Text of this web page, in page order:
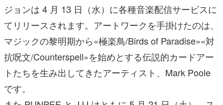
ジョンは 4 月 13 日（水）に各種音楽配信サービスに
てリリースされます。アートワークを手掛けたのは、
マジックの黎明期から«極楽鳥/Birds of Paradise»«対
抗呪文/Counterspell»を始めとする伝説的カードアー
トたちを生み出してきたアーティスト、Mark Poole
です。